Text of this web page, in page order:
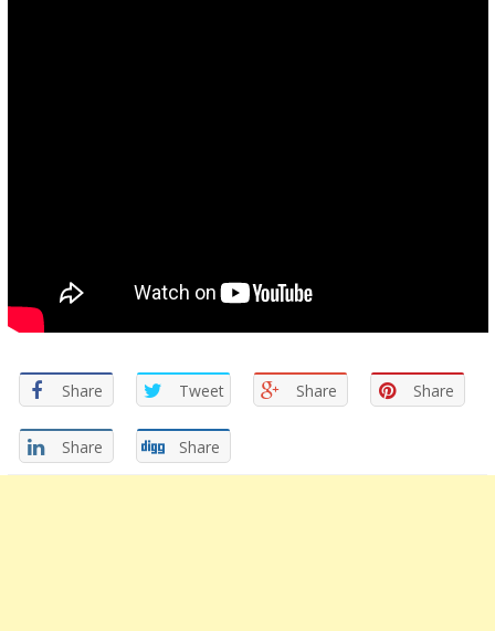
Share Tweet Share Share
Share Share